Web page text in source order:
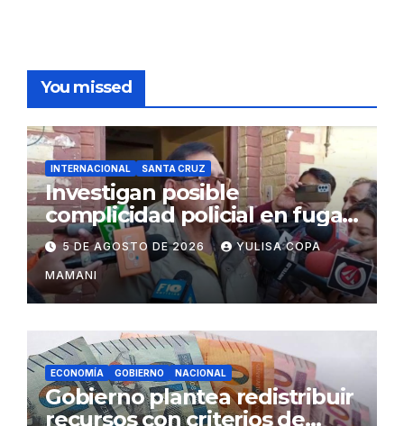
You missed
INTERNACIONAL SANTA CRUZ
Investigan posible
complicidad policial en fuga
de dos reos brasileños de
Palmasola
5 DE AGOSTO DE 2026 YULISA COPA
MAMANI
ECONOMÍA GOBIERNO NACIONAL
Gobierno plantea redistribuir
recursos con criterios de